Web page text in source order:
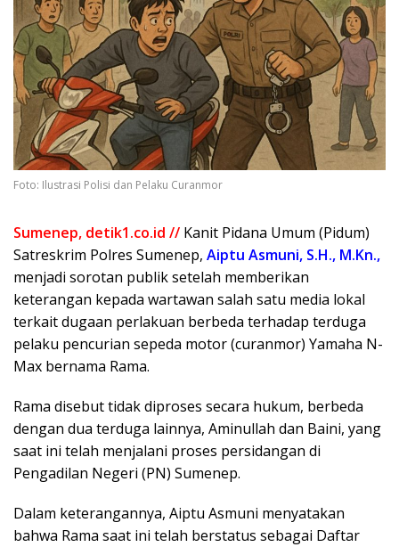
Foto: Ilustrasi Polisi dan Pelaku Curanmor
Sumenep, detik1.co.id // Kanit Pidana Umum (Pidum)
Satreskrim Polres Sumenep, Aiptu Asmuni, S.H., M.Kn.,
menjadi sorotan publik setelah memberikan
keterangan kepada wartawan salah satu media lokal
terkait dugaan perlakuan berbeda terhadap terduga
pelaku pencurian sepeda motor (curanmor) Yamaha N-
Max bernama Rama.
Rama disebut tidak diproses secara hukum, berbeda
dengan dua terduga lainnya, Aminullah dan Baini, yang
saat ini telah menjalani proses persidangan di
Pengadilan Negeri (PN) Sumenep.
Dalam keterangannya, Aiptu Asmuni menyatakan
bahwa Rama saat ini telah berstatus sebagai Daftar